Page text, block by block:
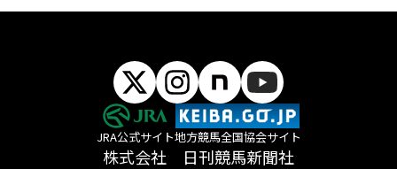
JRA公式サイト地方競馬全国協会サイト
株式会社 日刊競馬新聞社